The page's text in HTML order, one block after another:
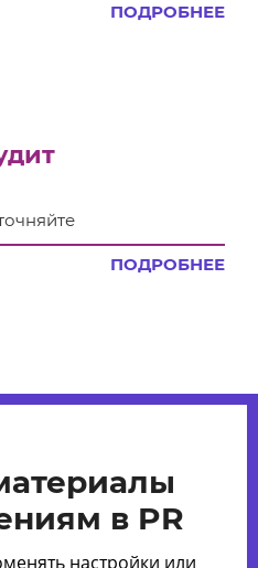
ПОДРОБНЕЕ
ПОДРОБНЕЕ
в PR
настройки или